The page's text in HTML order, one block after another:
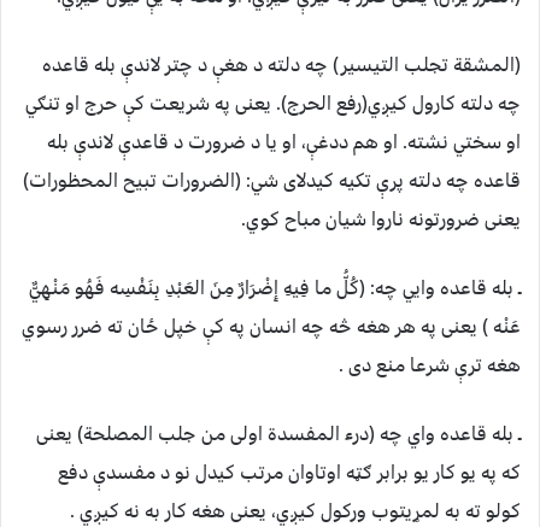
(المشقة تجلب التیسیر) چه دلته د هغې د چتر لاندې بله قاعده
چه دلته کارول کیږي(رفع الحرج). یعنی په شریعت کې حرج او تنګي
او سختي نشته. او هم ددغې، او یا د ضرورت د قاعدې لاندې بله
قاعده چه دلته پرې تکیه کیدلای شي: (الضرورات تبیح المحظورات)
یعنی ضرورتونه ناروا شیان مباح کوي.
ـ بله قاعده وايي چه: (كُلُّ ما فِيهِ إِضْرَارٌ مِنَ العَبْدِ بِنَفْسِه فَهُو مَنْهِيٌّ
عَنْه ) یعنی په هر هغه څه چه انسان په کې خپل ځان ته ضرر رسوي
هغه ترې شرعا منع دی .
ـ بله قاعده واي چه (درء المفسدة اولی من جلب المصلحة) یعنی
که په یو کار یو برابر ګټه اوتاوان مرتب کیدل نو د مفسدې دفع
کولو ته به لمړیتوب ورکول کیږي، یعنی هغه کار به نه کیږي .